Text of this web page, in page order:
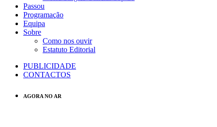
Passou
Programação
Equipa
Sobre
Como nos ouvir
Estatuto Editorial
PUBLICIDADE
CONTACTOS
AGORA NO AR